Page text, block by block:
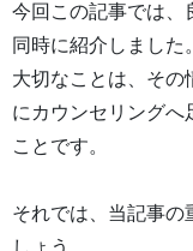
今回この記事では、
同時に紹介しました。
大切なことは、その
にカウンセリングへ
ことです。
それでは、当記事の